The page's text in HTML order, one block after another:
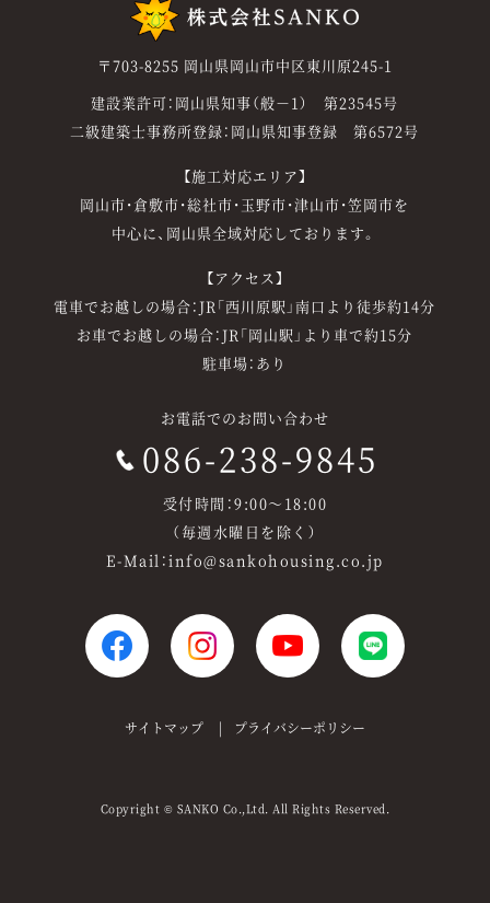
〒703-8255 岡山県岡山市中区東川原245-1
建設業許可：岡山県知事（般－1） 第23545号
二級建築士事務所登録：岡山県知事登録 第6572号
【施工対応エリア】
岡山市・倉敷市・総社市・玉野市・津山市・笠岡市を
中心に、岡山県全域対応しております。
【アクセス】
電車でお越しの場合：JR「西川原駅」南口より徒歩約14分
お車でお越しの場合：JR「岡山駅」より車で約15分
駐車場：あり
お電話でのお問い合わせ
086-238-9845
受付時間：9:00～18:00
（毎週水曜日を除く）
E-Mail：info@sankohousing.co.jp
サイトマップ プライバシーポリシー
Copyright © SANKO Co.,Ltd. All Rights Reserved.